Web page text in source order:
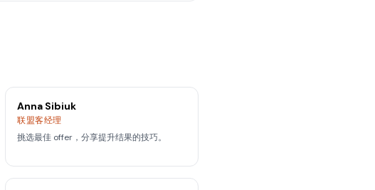
Anna Sibiuk
联盟客经理
挑选最佳 offer，分享提升结果的技巧。